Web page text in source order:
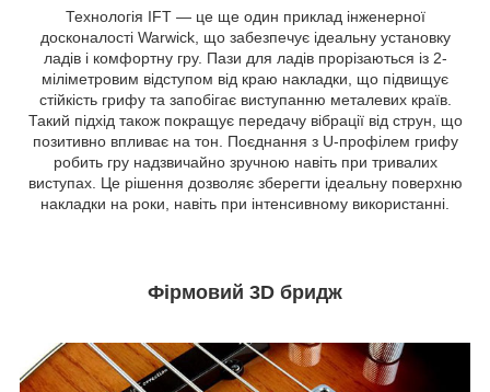
Технологія IFT — це ще один приклад інженерної
досконалості Warwick, що забезпечує ідеальну установку
ладів і комфортну гру. Пази для ладів прорізаються із 2-
міліметровим відступом від краю накладки, що підвищує
стійкість грифу та запобігає виступанню металевих країв.
Такий підхід також покращує передачу вібрації від струн, що
позитивно впливає на тон. Поєднання з U-профілем грифу
робить гру надзвичайно зручною навіть при тривалих
виступах. Це рішення дозволяє зберегти ідеальну поверхню
накладки на роки, навіть при інтенсивному використанні.
Фірмовий 3D бридж